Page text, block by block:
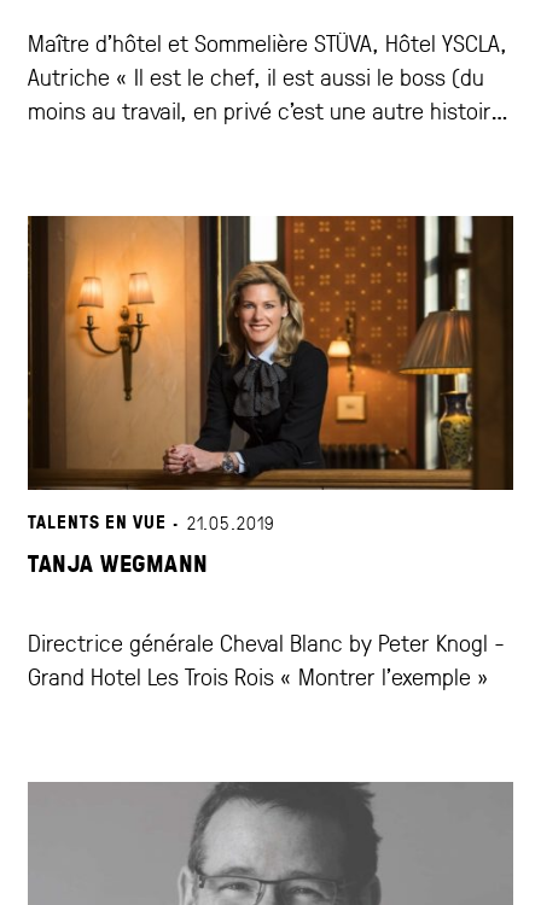
Maître d’hôtel et Sommelière STÜVA, Hôtel YSCLA,
Autriche « Il est le chef, il est aussi le boss (du
moins au travail, en privé c’est une autre histoire
TALENTS EN VUE · 21.05.2019
TANJA WEGMANN
Directrice générale Cheval Blanc by Peter Knogl -
Grand Hotel Les Trois Rois « Montrer l'exemple »